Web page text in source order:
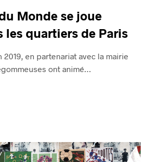
Monde se joue
les quartiers de Paris
en partenariat avec la mairie
ont animé…